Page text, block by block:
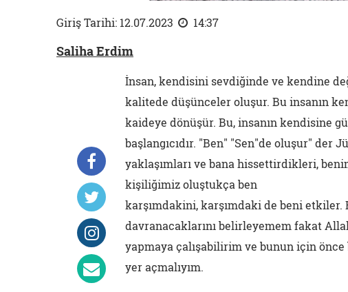
Giriş Tarihi: 12.07.2023 14:37
Saliha Erdim
İnsan, kendisini sevdiğinde ve kendine
kalitede düşünceler oluşur. Bu insanın
kaideye dönüşür. Bu, insanın kendisine
başlangıcıdır. "Ben" "Sen"de oluşur" der
yaklaşımları ve bana hissettirdikleri,
kişiliğimiz oluştukça ben
karşımdakini, karşımdaki de beni etkiler.
davranacaklarını belirleyemem fakat
yapmaya çalışabilirim ve bunun için
yer açmalıyım.